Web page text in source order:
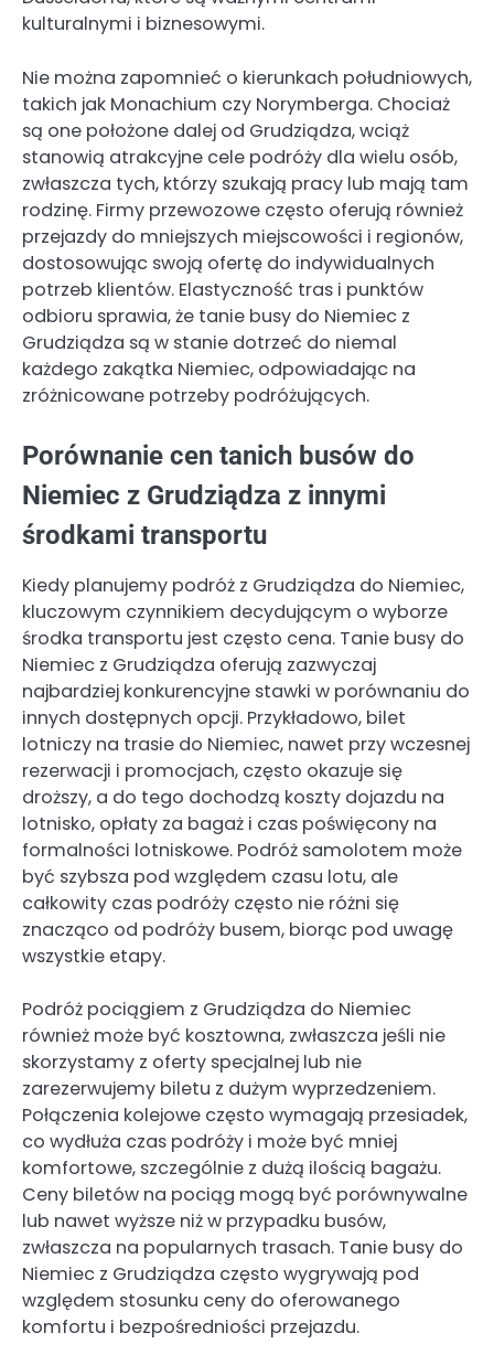
kulturalnymi i biznesowymi.
Nie można zapomnieć o kierunkach południowych,
takich jak Monachium czy Norymberga. Chociaż
są one położone dalej od Grudziądza, wciąż
stanowią atrakcyjne cele podróży dla wielu osób,
zwłaszcza tych, którzy szukają pracy lub mają tam
rodzinę. Firmy przewozowe często oferują również
przejazdy do mniejszych miejscowości i regionów,
dostosowując swoją ofertę do indywidualnych
potrzeb klientów. Elastyczność tras i punktów
odbioru sprawia, że tanie busy do Niemiec z
Grudziądza są w stanie dotrzeć do niemal
każdego zakątka Niemiec, odpowiadając na
zróżnicowane potrzeby podróżujących.
Porównanie cen tanich busów do
Niemiec z Grudziądza z innymi
środkami transportu
Kiedy planujemy podróż z Grudziądza do Niemiec,
kluczowym czynnikiem decydującym o wyborze
środka transportu jest często cena. Tanie busy do
Niemiec z Grudziądza oferują zazwyczaj
najbardziej konkurencyjne stawki w porównaniu do
innych dostępnych opcji. Przykładowo, bilet
lotniczy na trasie do Niemiec, nawet przy wczesnej
rezerwacji i promocjach, często okazuje się
droższy, a do tego dochodzą koszty dojazdu na
lotnisko, opłaty za bagaż i czas poświęcony na
formalności lotniskowe. Podróż samolotem może
być szybsza pod względem czasu lotu, ale
całkowity czas podróży często nie różni się
znacząco od podróży busem, biorąc pod uwagę
wszystkie etapy.
Podróż pociągiem z Grudziądza do Niemiec
również może być kosztowna, zwłaszcza jeśli nie
skorzystamy z oferty specjalnej lub nie
zarezerwujemy biletu z dużym wyprzedzeniem.
Połączenia kolejowe często wymagają przesiadek,
co wydłuża czas podróży i może być mniej
komfortowe, szczególnie z dużą ilością bagażu.
Ceny biletów na pociąg mogą być porównywalne
lub nawet wyższe niż w przypadku busów,
zwłaszcza na popularnych trasach. Tanie busy do
Niemiec z Grudziądza często wygrywają pod
względem stosunku ceny do oferowanego
komfortu i bezpośredniości przejazdu.